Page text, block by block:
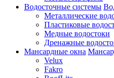
Водосточные системы
Металлические
Пластиковые
Медные водостоки
Дренажные
Мансардные окна
Velux
Fakro